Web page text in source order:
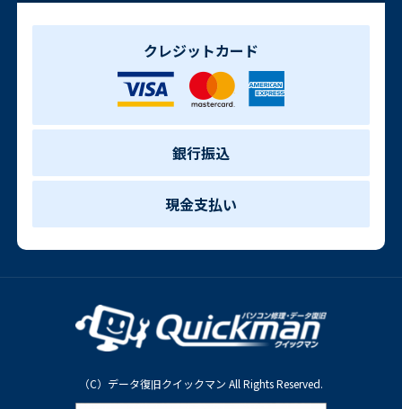
クレジットカード
銀行振込
現金支払い
（C）データ復旧クイックマン All Rights Reserved.